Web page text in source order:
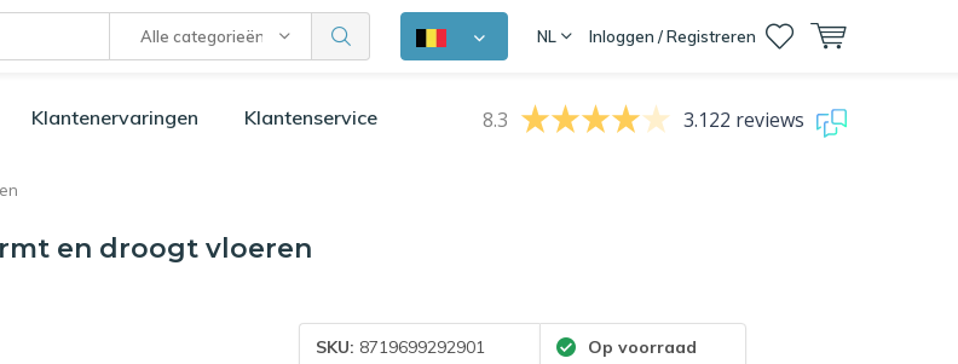
Alle categorieën NL Inloggen / Registreren
Klantenervaringen Klantenservice 8.3 3.122 reviews
en droogt vloeren
SKU: 8719699292901 Op voorraad